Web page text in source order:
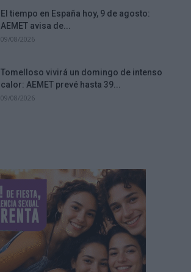
El tiempo en España hoy, 9 de agosto:
AEMET avisa de...
09/08/2026
Tomelloso vivirá un domingo de intenso
calor: AEMET prevé hasta 39...
09/08/2026